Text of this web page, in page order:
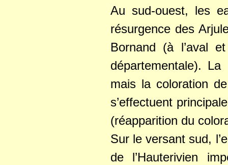
Au sud-ouest, les
résurgence des
Bornand (à l’aval
départementale).
mais la coloration
s’effectuent
(réapparition du
Sur le versant sud,
de l’Hauterivien